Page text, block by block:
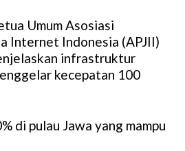
e
Umum Asosiasi
Internet Indonesia (APJII)
infrastruktur
kecepatan 100
di pulau Jawa yang mampu